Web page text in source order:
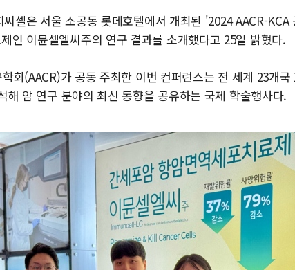
폐기
서울 중
李대통
여수 오
추미애,
인천
인천서
'화합'
셀은 서울 소공동 롯데호텔에서 개최된 '2024 AACR-KCA
인 이뮨셀엘씨주의 연구 결과를 소개했다고 25일 밝혔다.
회(AACR)가 공동 주최한 이번 컨퍼런스는 전 세계 23개국
해 암 연구 분야의 최신 동향을 공유하는 국제 학술행사다.